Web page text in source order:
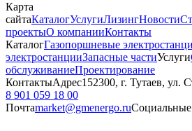
Карта
сайтаКаталогУслугиЛизингНовости
проектыО компанииКонтакты
КаталогГазопоршневые
электростанцииЗапасные частиУслуги
обслуживаниеПроектирование
КонтактыАдрес152300, г. Тутаев, ул.
8 901 059 18 00
Почтаmarket@gmenergo.ruСоциальные